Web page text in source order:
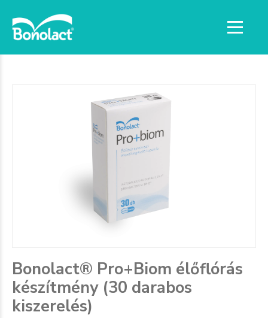
Bonolact® Pro+Biom élőflórás
készítmény (30 darabos
kiszerelés)